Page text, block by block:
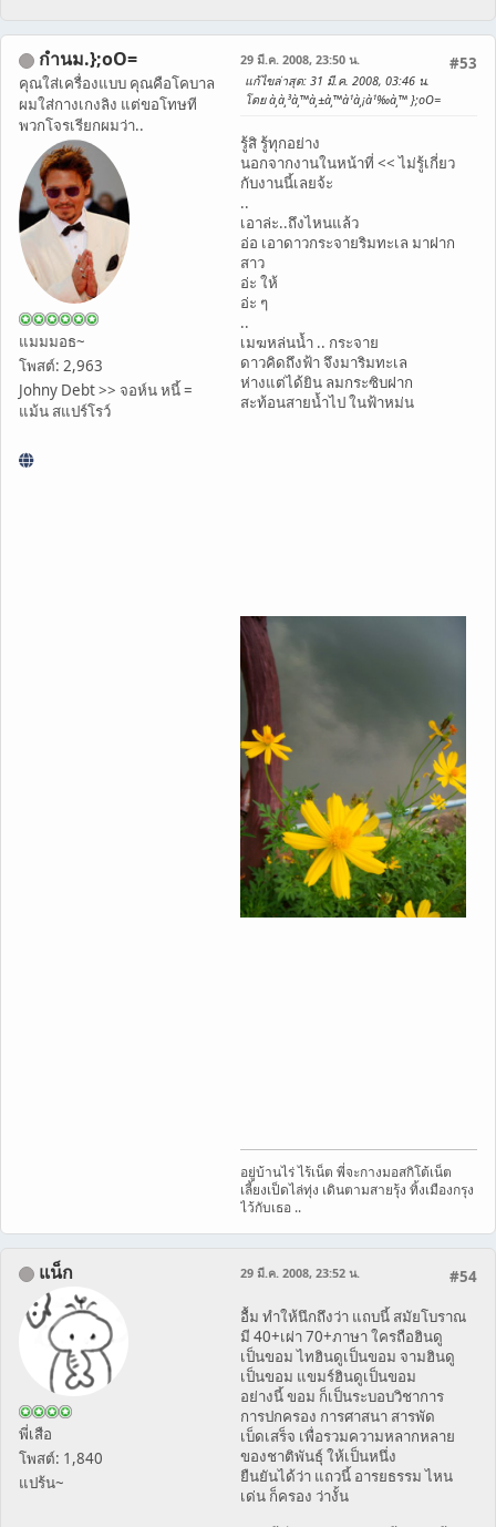
กำนม.};oO=
คุณใส่เครื่องแบบ คุณคือโคบาล
ผมใส่กางเกงลิง แต่ขอโทษที
พวกโจรเรียกผมว่า..
แมมมอธ~
โพสต์: 2,963
Johny Debt >> จอห์น หนี้ =
แม้น สแปร์โรว์
#53
29 มี.ค. 2008, 23:50 น.
แก้ไขล่าสุด: 31 มี.ค. 2008, 03:46 น.
โดย à¸à¸³à¸™à¸±à¸™à¹à¸¡à¹‰à¸™ };oO=
รู้สิ รู้ทุกอย่าง
นอกจากงานในหน้าที่ << ไม่รู้เกี่ยว
กับงานนี้เลยจ้ะ
..
เอาล่ะ..ถึงไหนแล้ว
อ่อ เอาดาวกระจายริมทะเล มาฝาก
สาว
อ่ะ ให้
อ่ะ ๆ
..
เมฆหล่นน้ำ .. กระจาย
ดาวคิดถึงฟ้า จึงมาริมทะเล
ห่างแต่ได้ยิน ลมกระซิบฝาก
สะท้อนสายน้ำไป ในฟ้าหม่น
อยู่บ้านไร่ ไร้เน็ต พี่จะกางมอสกิโต้เน็ต
เลี้ยงเป็ดไล่ทุ่ง เดินตามสายรุ้ง ทิ้งเมืองกรุง
ไว้กับเธอ ..
แน็ก
พี่เสือ
โพสต์: 1,840
แปร้น~
#54
29 มี.ค. 2008, 23:52 น.
อื้ม ทำให้นึกถึงว่า แถบนี้ สมัยโบราณ
มี 40+เผ่า 70+ภาษา ใครถือฮินดู
เป็นขอม ไทฮินดูเป็นขอม จามฮินดู
เป็นขอม แขมร์ฮินดูเป็นขอม
อย่างนี้ ขอม ก็เป็นระบอบวิชาการ
การปกครอง การศาสนา สารพัด
เบ็ดเสร็จ เพื่อรวมความหลากหลาย
ของชาติพันธุ์ ให้เป็นหนึ่ง
ยืนยันได้ว่า แถวนี้ อารยธรรม ไหน
เด่น ก็ครอง ว่างั้น